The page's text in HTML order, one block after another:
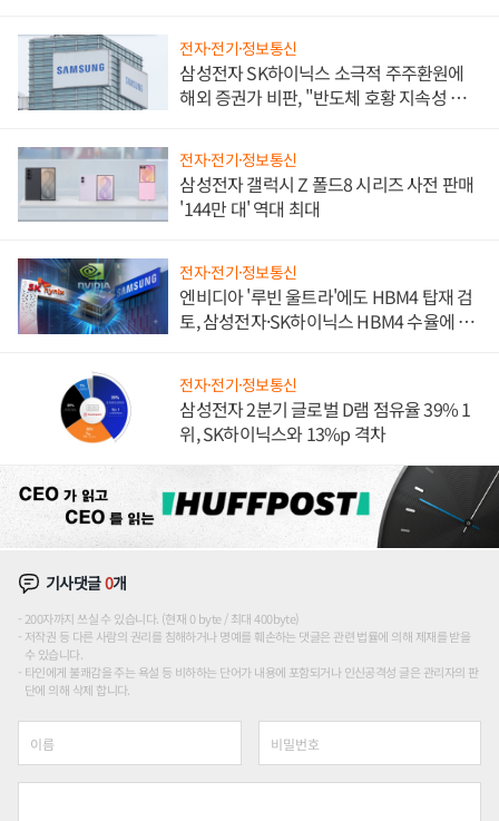
전자·전기·정보통신
삼성전자 SK하이닉스 소극적 주주환원에
해외 증권가 비판, "반도체 호황 지속성 의
전자·전기·정보통신
삼성전자 갤럭시 Z 폴드8 시리즈 사전 판매
'144만 대' 역대 최대
전자·전기·정보통신
엔비디아 '루빈 울트라'에도 HBM4 탑재 검
토, 삼성전자·SK하이닉스 HBM4 수율에 주
전자·전기·정보통신
삼성전자 2분기 글로벌 D램 점유율 39% 1
위, SK하이닉스와 13%p 격차
기사댓글0개
200자까지 쓰실 수 있습니다. (현재 0 byte / 최대 400byte)
저작권 등 다른 사람의 권리를 침해하거나 명예를 훼손하는 댓글은 관련 법률에 의해 제재를 받을
수 있습니다.
타인에게 불쾌감을 주는 욕설 등 비하하는 단어가 내용에 포함되거나 인신공격성 글은 관리자의 판
단에 의해 삭제 합니다.